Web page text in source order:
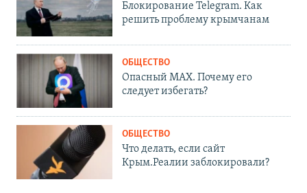
Блокирование Telegram. Как
решить проблему крымчанам
ОБЩЕСТВО
Опасный MAX. Почему его
следует избегать?
ОБЩЕСТВО
Что делать, если сайт
Крым.Реалии заблокировали?